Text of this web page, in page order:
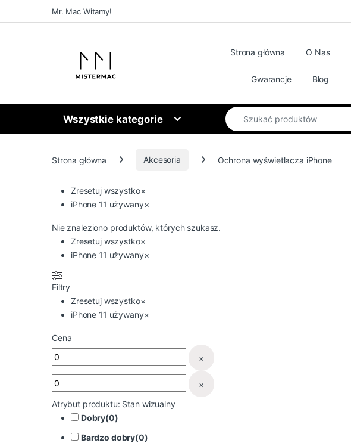
Skip to navigation
Skip to contentMr. Mac Witamy!
Strona główna O Nas
Gwarancje Blog
Wszystkie kategorie
Search for:
Strona główna Akcesoria Ochrona wyświetlacza iPhone
Zresetuj wszystko×
iPhone 11 używany×
Nie znaleziono produktów, których szukasz.
Zresetuj wszystko×
iPhone 11 używany×
Filtry
Zresetuj wszystko×
iPhone 11 używany×
Cena
×
×
Atrybut produktu: Stan wizualny
Dobry(0)
Bardzo dobry(0)